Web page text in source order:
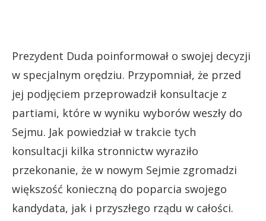
Prezydent Duda poinformował o swojej decyzji
w specjalnym orędziu. Przypomniał, że przed
jej podjęciem przeprowadził konsultacje z
partiami, które w wyniku wyborów weszły do
Sejmu. Jak powiedział w trakcie tych
konsultacji kilka stronnictw wyraziło
przekonanie, że w nowym Sejmie zgromadzi
większość konieczną do poparcia swojego
kandydata, jak i przyszłego rządu w całości.